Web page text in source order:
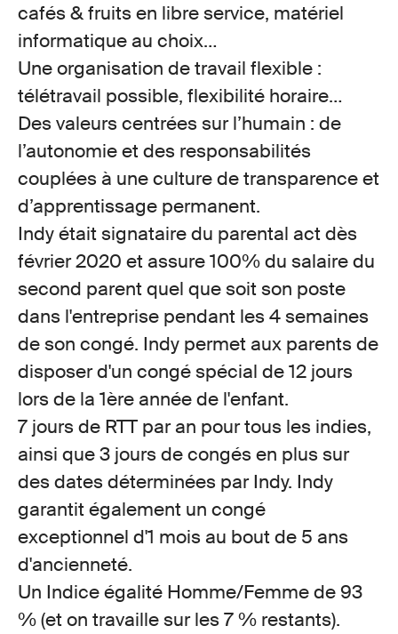
cafés & fruits en libre service, matériel
informatique au choix…
Une organisation de travail flexible :
télétravail possible, flexibilité horaire…
Des valeurs centrées sur l’humain : de
l’autonomie et des responsabilités
couplées à une culture de transparence et
d’apprentissage permanent.
Indy était signataire du parental act dès
février 2020 et assure 100% du salaire du
second parent quel que soit son poste
dans l'entreprise pendant les 4 semaines
de son congé. Indy permet aux parents de
disposer d'un congé spécial de 12 jours
lors de la 1ère année de l'enfant.
7 jours de RTT par an pour tous les indies,
ainsi que 3 jours de congés en plus sur
des dates déterminées par Indy. Indy
garantit également un congé
exceptionnel d'1 mois au bout de 5 ans
d'ancienneté.
Un Indice égalité Homme/Femme de 93
% (et on travaille sur les 7 % restants).